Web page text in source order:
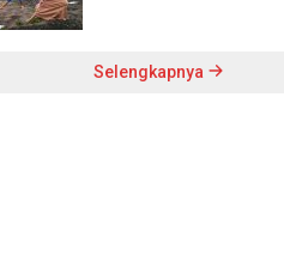
Selengkapnya